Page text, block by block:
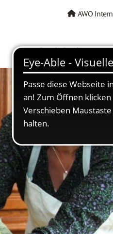
AWO Intern
AWO als Arbeitgeber